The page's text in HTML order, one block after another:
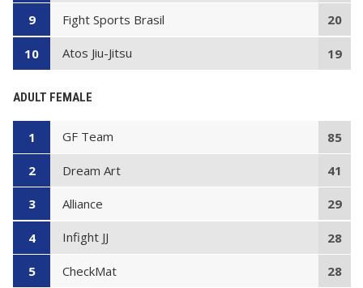
9 Fight Sports Brasil 20
10 Atos Jiu-Jitsu 19
ADULT FEMALE
1 GF Team 85
2 Dream Art 41
3 Alliance 29
4 Infight JJ 28
5 CheckMat 28